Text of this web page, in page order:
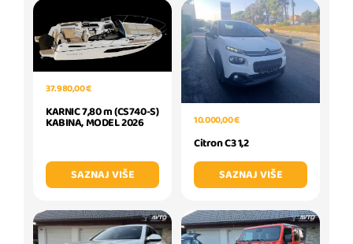
37.980,00 €
KARNIC 7,80 m (CS740-S)
KABINA, MODEL 2026
SAZNAJ VIŠE
10.000,00 €
Citron C3 1,2
SAZNAJ VIŠE